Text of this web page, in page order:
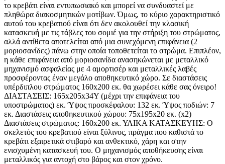
το κρεβάτι είναι εντυπωσιακό και μπορεί να συνδυαστεί με
πληθώρα διακοσμητικών μοτίβων. Όμως, το κύριο χαρακτηριστικό
αυτού του κρεβατιού είναι ότι δεν ακολουθεί την κλασική
κατασκευή με τις τάβλες του σομιέ για την στήριξη του στρώματος,
αλλά αντίθετα αποτελείται από μια συνεχόμενη επιφάνεια (2
μοριοσανίδες) πάνω στην οποία τοποθετείται το στρώμα. Επιπλέον,
η κάθε επιφάνεια από μοριοσανίδα ανασηκώνεται με μεταλλικό
μηχανισμό ασφαλείας με 4 αμορτισέρ και μεταλλικές λαβές
προσφέροντας έναν μεγάλο αποθηκευτικό χώρο. Σε διαστάσεις
υπέρδιπλου στρώματος 160x200 εκ. θα χωρέσει κάθε σας όνειρο!
ΔΙΑΣΤΑΣΕΙΣ: 165x205x34Υ (μέχρι την επιφάνεια του
υποστρώματος) εκ. Ύψος προσκέφαλου: 132 εκ. Ύψος ποδιών: 7
εκ. Διαστάσεις αποθηκευτικού χώρου: 75x195x20 εκ. (x2)
Διαστάσεις στρώματος: 160x200 εκ. ΥΛΙΚΑ ΚΑΤΑΣΚΕΥΗΣ: Ο
σκελετός του κρεβατιού είναι ξύλινος, πράγμα που καθιστά το
κρεβάτι εξαιρετικά στιβαρό και ανθεκτικό, χάρη και στην
ενισχυμένη κατασκευή του. Ο μηχανισμός αποθήκευσης είναι
μεταλλικός για αντοχή στο βάρος και στον χρόνο.